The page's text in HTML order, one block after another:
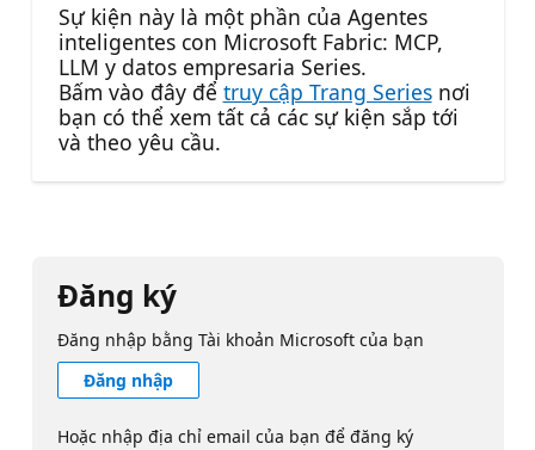
Sự kiện này là một phần của Agentes
inteligentes con Microsoft Fabric: MCP,
LLM y datos empresaria Series.
Bấm vào đây để truy cập Trang Seriesnơi
bạn có thể xem tất cả các sự kiện sắp tới
và theo yêu cầu.
Đăng ký
Đăng nhập bằng Tài khoản Microsoft của bạn
Đăng nhập
Hoặc nhập địa chỉ email của bạn để đăng ký